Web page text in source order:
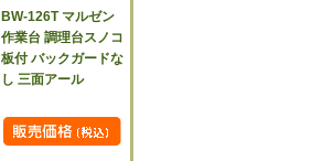
BW-126T マルゼン
作業台 調理台スノコ
板付 バックガードな
し 三面アール